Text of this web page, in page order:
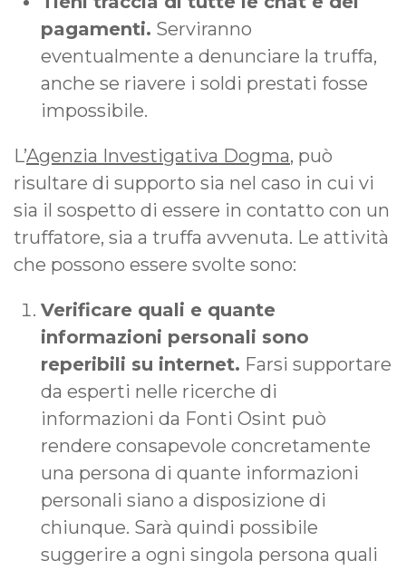
pagamenti. Serviranno
eventualmente a denunciare la truffa,
anche se riavere i soldi prestati fosse
impossibile.
L’Agenzia Investigativa Dogma, può
risultare di supporto sia nel caso in cui vi
sia il sospetto di essere in contatto con un
truffatore, sia a truffa avvenuta. Le attività
che possono essere svolte sono:
Verificare quali e quante
informazioni personali sono
reperibili su internet. Farsi supportare
da esperti nelle ricerche di
informazioni da Fonti Osint può
rendere consapevole concretamente
una persona di quante informazioni
personali siano a disposizione di
chiunque. Sarà quindi possibile
suggerire a ogni singola persona quali